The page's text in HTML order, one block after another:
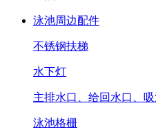
泳池周边配件
不锈钢扶梯
水下灯
主排水口、给回水口、
泳池格栅